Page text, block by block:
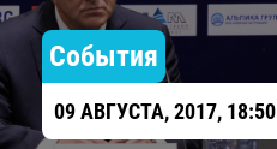
События
09 АВГУСТА, 2017, 18:50